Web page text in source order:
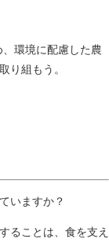
環境に配慮した農
り組もう。
いますか？
ることは、食を支え